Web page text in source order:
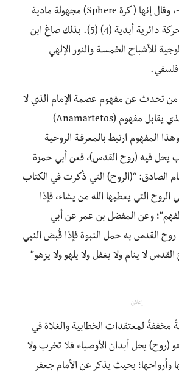
-كما تقدم ذكر ذلك-، وقال إنها ( كرة Sphere) مجهولة مادية
شفافة ساطعة ذات حركة دائرية أبدية (4) (5). بذلك صاغ ابن
للأشباح الخمسـة والنور الإلهي
فلسفي.
تحدث عن مفهوم عصمة الإمام الذي لا
يعصي ولا يخطئ، والذي يقابل مفهوم (Anamartetos)
المفهوم ارتبط بالمعرفـة الروحية
يحل فيه (روح القدس)، فعن أبي حمزة
الصادق: “(الروح) التي ذُكرت في الكتاب
الروح التي يعطيها الله من يشاء، فإذا
وعن المفضل بن عمر عن أبي
القدس به حمل النبوة فإذا قُبض النبي
لا ينام ولا يغفل ولا يلهو ولا يزهو”
إعلان
مخففةً لمعتقدات الخطابية والغلاة في
(روح) يحل أبدان الأوصياء فلا تخرب ولا
وأرواحها؛ بحيث يذكر عن الأمام جعفر